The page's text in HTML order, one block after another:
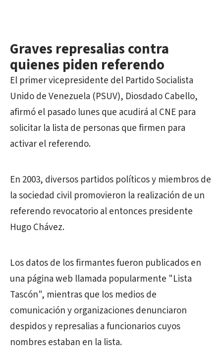
Graves represalias contra
quienes piden referendo
El primer vicepresidente del Partido Socialista
Unido de Venezuela (PSUV), Diosdado Cabello,
afirmó el pasado lunes que acudirá al CNE para
solicitar la lista de personas que firmen para
activar el referendo.
En 2003, diversos partidos políticos y miembros de
la sociedad civil promovieron la realización de un
referendo revocatorio al entonces presidente
Hugo Chávez.
Los datos de los firmantes fueron publicados en
una página web llamada popularmente "Lista
Tascón", mientras que los medios de
comunicación y organizaciones denunciaron
despidos y represalias a funcionarios cuyos
nombres estaban en la lista.